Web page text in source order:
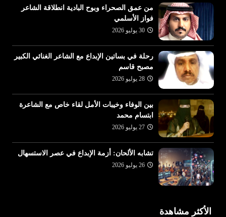
من عمق الصحراء وبوح البادية انطلاقة الشاعر
فواز الأسلمي
30 يوليو 2026
رحلة في بساتين الإبداع مع الشاعر الغنائي الكبير
مصبح قاسم
28 يوليو 2026
بين الوفاء وخيبات الأمل لقاء خاص مع الشاعرة
ابتسام محمد
27 يوليو 2026
تشابه الألحان: أزمة الإبداع في عصر الاستسهال
26 يوليو 2026
الأكثر مشاهدة